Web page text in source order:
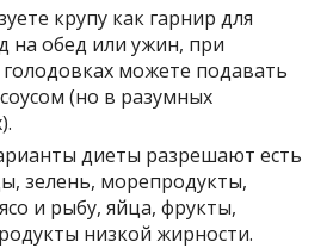
крупу как гарнир для
на обед или ужин, при
можете подавать
(но в разумных
диеты разрешают есть
зелень, морепродукты,
и рыбу, яйца, фрукты,
низкой жирности.